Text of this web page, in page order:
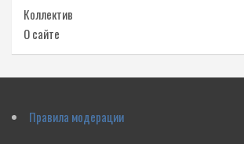
Коллектив
О сайте
Правила модерации